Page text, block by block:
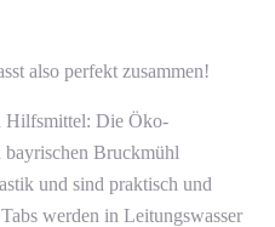
also perfekt zusammen!
Hilfsmittel: Die Öko-
bayrischen Bruckmühl
und sind praktisch und
werden in Leitungswasser